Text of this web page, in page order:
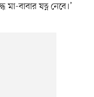
বাবার যত্ন নেবে।’